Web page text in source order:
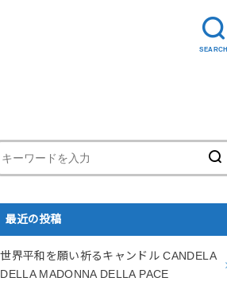
SEARCH
最近の投稿
世界平和を願い祈るキャンドル CANDELA
DELLA MADONNA DELLA PACE